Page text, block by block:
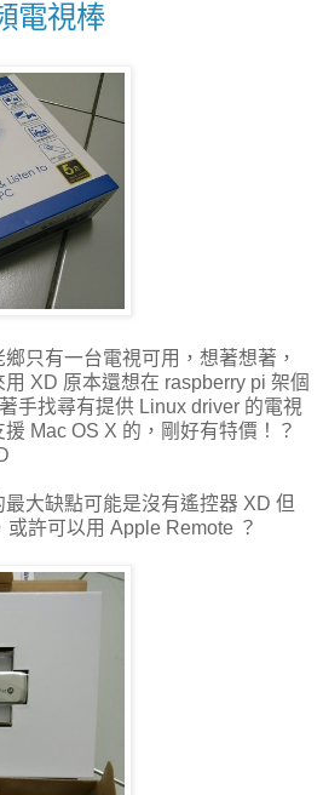
電視棒
只有一台電視可用，想著想著，
XD 原本還想在 raspberry pi 架個
手找尋有提供 Linux driver 的電視
Mac OS X 的，剛好有特價！？
大缺點可能是沒有遙控器 XD 但
許可以用 Apple Remote ？